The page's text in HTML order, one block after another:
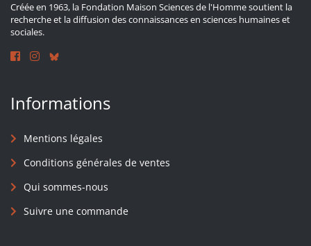
Créée en 1963, la Fondation Maison Sciences de l'Homme soutient la
recherche et la diffusion des connaissances en sciences humaines et
sociales.
Informations
Mentions légales
Conditions générales de ventes
Qui sommes-nous
Suivre une commande